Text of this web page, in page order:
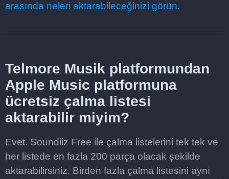
arasında neleri aktarabileceğinizi görün.
Telmore Musik platformundan
Apple Music platformuna
ücretsiz çalma listesi
aktarabilir miyim?
Evet. Soundiiz Free ile çalma listelerini tek tek ve
her listede en fazla 200 parça olacak şekilde
aktarabilirsiniz. Birden fazla çalma listesini aynı